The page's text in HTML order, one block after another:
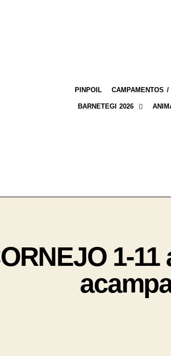
PINPOIL CAMPAMENTOS
BARNETEGI 2026
1-